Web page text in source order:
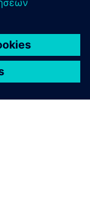
and
results.